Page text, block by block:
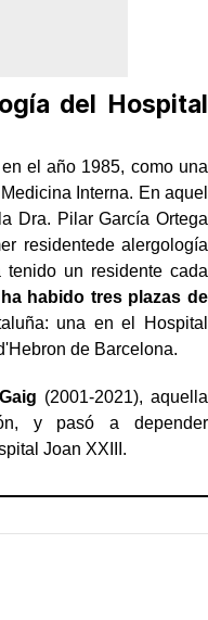
del Hospital
el año 1985, como una
Interna. En aquel
Dra. Pilar García Ortega
residentede alergología
tenido un residente cada
habido tres plazas de
una en el Hospital
de Barcelona.
(2001-2021), aquella
y pasó a depender
Joan XXIII.